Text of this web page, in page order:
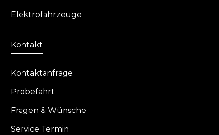
Elektrofahrzeuge
Kontakt
Kontaktanfrage
Probefahrt
Fragen & Wünsche
Service Termin